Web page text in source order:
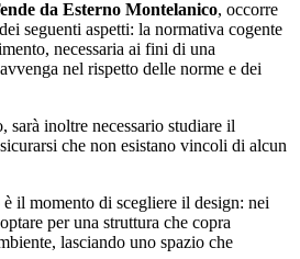
da Esterno Montelanico, occorre
seguenti aspetti: la normativa cogente
necessaria ai fini di una
nel rispetto delle norme e dei
inoltre necessario studiare il
che non esistano vincoli di alcun
il momento di scegliere il design: nei
per una struttura che copra
lasciando uno spazio che